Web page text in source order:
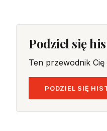
Podziel się
Ten przewodnik Cię
PODZIEL SIĘ